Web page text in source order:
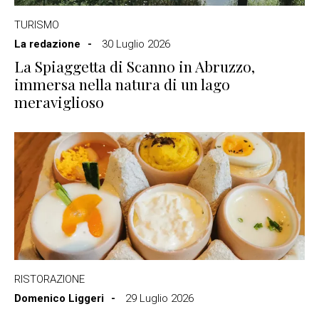
TURISMO
La redazione
30 Luglio 2026
La Spiaggetta di Scanno in Abruzzo,
immersa nella natura di un lago
meraviglioso
RISTORAZIONE
Domenico Liggeri
29 Luglio 2026